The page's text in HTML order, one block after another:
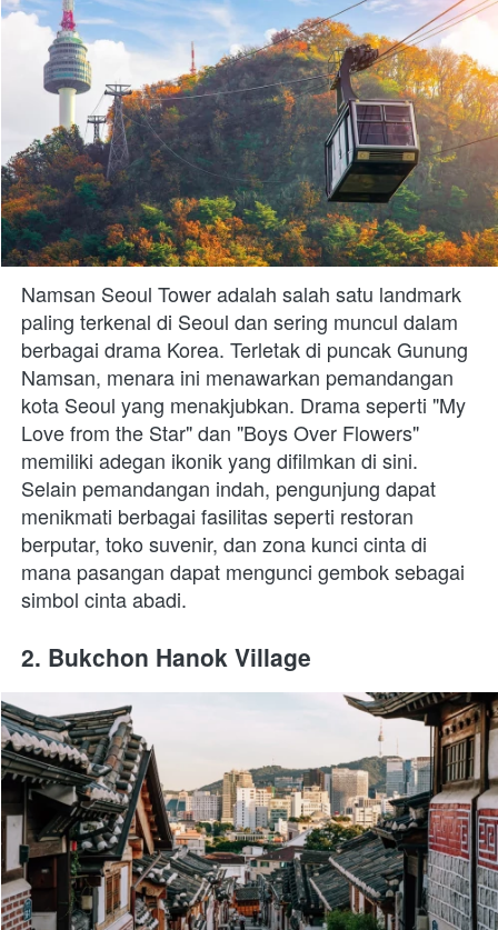
Namsan Seoul Tower adalah salah satu landmark
paling terkenal di Seoul dan sering muncul dalam
berbagai drama Korea. Terletak di puncak Gunung
Namsan, menara ini menawarkan pemandangan
kota Seoul yang menakjubkan. Drama seperti "My
Love from the Star" dan "Boys Over Flowers"
memiliki adegan ikonik yang difilmkan di sini.
Selain pemandangan indah, pengunjung dapat
menikmati berbagai fasilitas seperti restoran
berputar, toko suvenir, dan zona kunci cinta di
mana pasangan dapat mengunci gembok sebagai
simbol cinta abadi.
2. Bukchon Hanok Village